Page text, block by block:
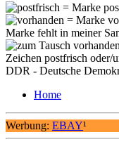
= Marke
= Marke
Marke fehlt in meiner
Zeichen postfrisch oder/
DDR - Deutsche
Home
Werbung: EBAY¹